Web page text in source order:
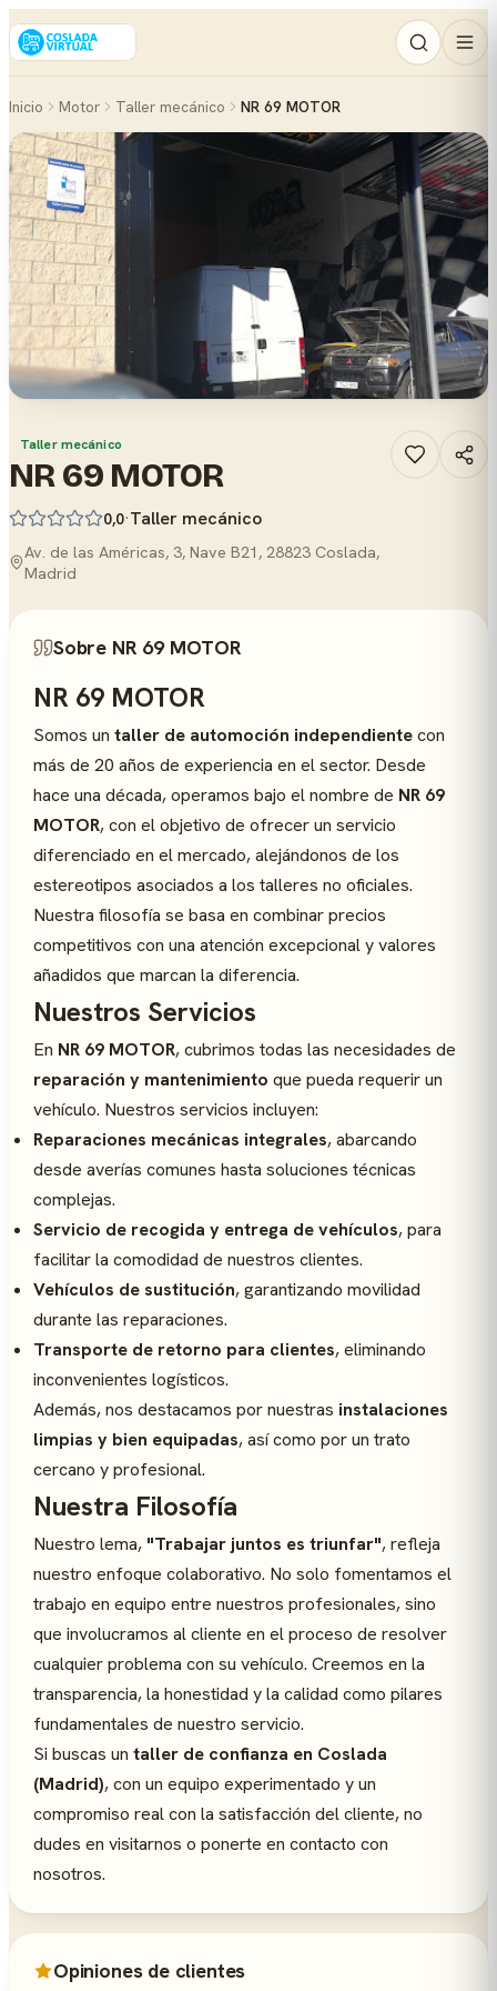
Inicio Motor Taller mecánico NR 69 MOTOR
Taller mecánico
NR 69 MOTOR
0,0·Taller mecánico
Av. de las Américas, 3, Nave B21, 28823 Coslada,
Madrid
Sobre NR 69 MOTOR
NR 69 MOTOR
Somos un taller de automoción independientecon
más de 20 años de experiencia en el sector. Desde
hace una década, operamos bajo el nombre de NR 69
MOTOR, con el objetivo de ofrecer un servicio
diferenciado en el mercado, alejándonos de los
estereotipos asociados a los talleres no oficiales.
Nuestra filosofía se basa en combinar precios
competitivos con una atención excepcional y valores
añadidos que marcan la diferencia.
Nuestros Servicios
En NR 69 MOTOR, cubrimos todas las necesidades de
reparación y mantenimiento que pueda requerir un
vehículo. Nuestros servicios incluyen:
Reparaciones mecánicas integrales, abarcando
desde averías comunes hasta soluciones técnicas
complejas.
Servicio de recogida y entrega de vehículos, para
facilitar la comodidad de nuestros clientes.
Vehículos de sustitución, garantizando movilidad
durante las reparaciones.
Transporte de retorno para clientes, eliminando
inconvenientes logísticos.
Además, nos destacamos por nuestras instalaciones
limpias y bien equipadas, así como por un trato
cercano y profesional.
Nuestra Filosofía
Nuestro lema, "Trabajar juntos es triunfar", refleja
nuestro enfoque colaborativo. No solo fomentamos el
trabajo en equipo entre nuestros profesionales, sino
que involucramos al cliente en el proceso de resolver
cualquier problema con su vehículo. Creemos en la
transparencia, la honestidad y la calidad como pilares
fundamentales de nuestro servicio.
Si buscas un taller de confianza en Coslada
(Madrid), con un equipo experimentado y un
compromiso real con la satisfacción del cliente, no
dudes en visitarnos o ponerte en contacto con
nosotros.
Opiniones de clientes